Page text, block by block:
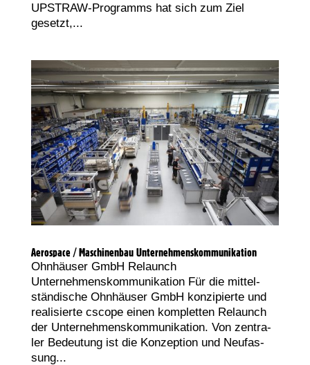
UPSTRAW-Programms hat sich zum Ziel
gesetzt,...
Aerospace / Maschinenbau Unternehmenskommunikation
Ohn­häu­ser GmbH Relaunch
Unternehmenskommunikation Für die mit­tel­
stän­di­sche Ohn­häu­ser GmbH kon­zi­pier­te und
rea­li­sier­te cscope einen kom­plet­ten Relaunch
der Unternehmenskommunikation. Von zen­tra­
ler Bedeu­tung ist die Kon­zep­ti­on und Neu­fas­
sung...